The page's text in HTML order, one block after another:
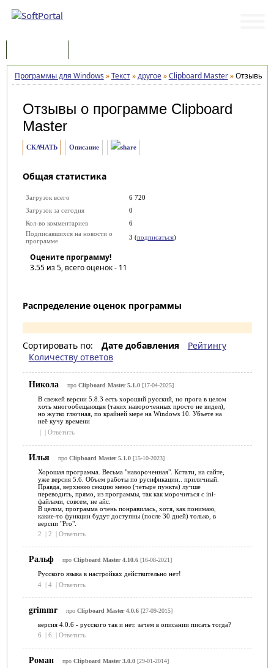
Программы для Windows »Текст»другое»Clipboard Master»Отзывы
Отзывы о программе Clipboard
Master
СКАЧАТЬ Описание
Общая статистика
Загрузок всего
6 720
Загрузок за сегодня
0
Кол-во комментариев
6
Подписавшихся на новости о
программе
3 (подписаться)
Оцените программу!
3.55из 5, всего оценок - 11
Распределение оценок программы
Сортировать по: Дате добавления
Рейтингу
Количеству ответов
Никола про Clipboard Master 5.1.0[17-04-2025]
В свежей версии 5.8.3 есть хороший русский, но прога в целом
хоть многообещающая (таких навороченных просто не видел),
но жутко глючная, по крайней мере на Windows 10. Убъете на
неё кучу времени
| | Ответить
Илья про Clipboard Master 5.1.0[15-10-2023]
Хорошая программа. Весьма "навороченная". Кстати, на сайте,
уже версия 5.6. Объем работы по русификации.. приличный.
Правда, верхнюю секцию меню (четыре пункта) лучше
переводить, прямо, из программы, так как морочиться с ini-
файлами, совсем, не айс.
В целом, программа очень понравилась, хотя, как понимаю,
какие-то функции будут доступны (после 30 дней) только, в
версии "Pro".
2
| 2 | Ответить
Ральф про Clipboard Master 4.10.6[16-08-2021]
Русского языка в настройках действительно нет!
4 | 4 | Ответить
grimmr про Clipboard Master 4.0.6[27-09-2015]
версия 4.0.6 - русского так и нет. зачем в описании писать тогда?
6
| 6 | Ответить
Роман про Clipboard Master 3.0.0[29-01-2014]